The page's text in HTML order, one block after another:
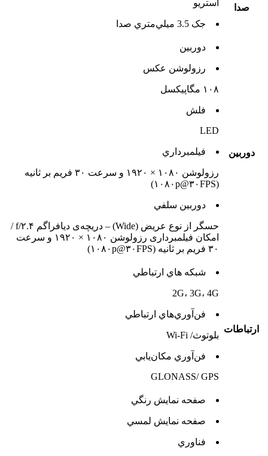
صدا استريو
جک 3.5 ميلي‌متري صدا
دوربين
دوربين
رزولوشن عکس
۱۰۸ مگاپیکسل
فلش
LED
فيلمبرداري
رزولوشن ۱۰۸۰ × ۱۹۲۰ و سرعت ۳۰ فریم بر ثانیه
(۱۰۸۰p@۳۰FPS)
دوربين سلفي
حسگر از نوع عریض (Wide) – دریچه‌ی دیافراگم f/۲.۴ /
امکان فیلمبرداری رزولوشن ۱۰۸۰ × ۱۹۲۰ و سرعت
۳۰ فریم بر ثانیه (۱۰۸۰p@۳۰FPS)
ارتباطات
شبکه هاي ارتباطي
2G، 3G، 4G
فن‌آوري‌هاي ارتباطي
بلوتوث/ Wi-Fi
فن‌آوري مکان‌يابي
GLONASS/ GPS
صفحه نمايش رنگي
صفحه نمايش لمسي
فناوري